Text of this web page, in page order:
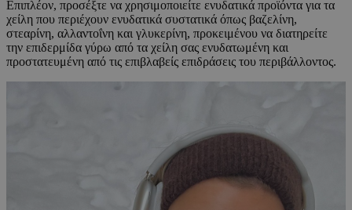
Επιπλέον, προσέξτε να χρησιμοποιείτε ενυδατικά προϊόντα για τα
χείλη που περιέχουν ενυδατικά συστατικά όπως βαζελίνη,
στεαρίνη, αλλαντοΐνη και γλυκερίνη, προκειμένου να διατηρείτε
την επιδερμίδα γύρω από τα χείλη σας ενυδατωμένη και
προστατευμένη από τις επιβλαβείς επιδράσεις του περιβάλλοντος.